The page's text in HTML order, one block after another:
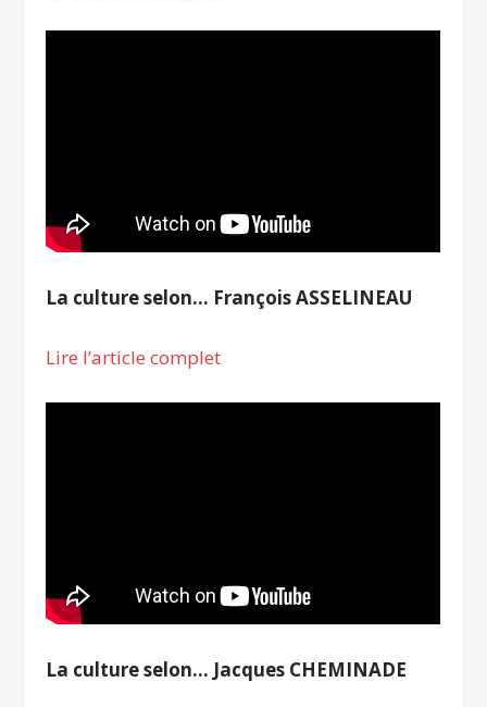
La culture selon… François ASSELINEAU
Lire l’article complet
La culture selon… Jacques CHEMINADE